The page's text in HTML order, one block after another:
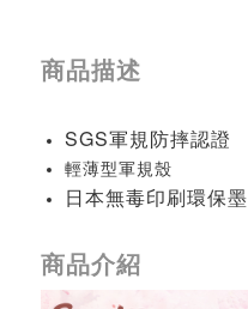
商品描述
SGS軍規防摔認證
輕薄型軍規殼
日本無毒印刷環保墨
商品介紹